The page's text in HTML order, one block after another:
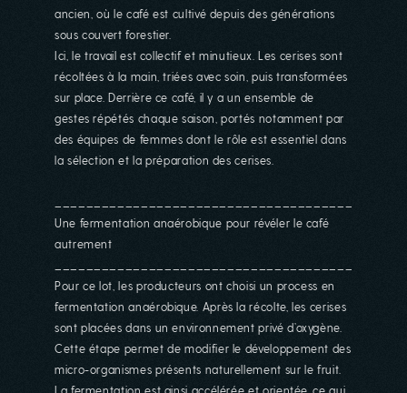
ancien, où le café est cultivé depuis des générations
sous couvert forestier.
Ici, le travail est collectif et minutieux. Les cerises sont
récoltées à la main, triées avec soin, puis transformées
sur place. Derrière ce café, il y a un ensemble de
gestes répétés chaque saison, portés notamment par
des équipes de femmes dont le rôle est essentiel dans
la sélection et la préparation des cerises.
Une fermentation anaérobique pour révéler le café
autrement
Pour ce lot, les producteurs ont choisi un process en
fermentation anaérobique. Après la récolte, les cerises
sont placées dans un environnement privé d’oxygène.
Cette étape permet de modifier le développement des
micro-organismes présents naturellement sur le fruit.
La fermentation est ainsi accélérée et orientée, ce qui